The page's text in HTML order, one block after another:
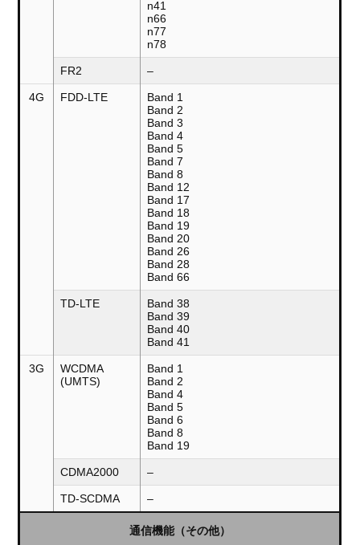
n41
n66
n77
n78
FR2 –
4G FDD-LTE
Band 1
Band 2
Band 3
Band 4
Band 5
Band 7
Band 8
Band 12
Band 17
Band 18
Band 19
Band 20
Band 26
Band 28
Band 66
TD-LTE
Band 38
Band 39
Band 40
Band 41
3G
WCDMA
(UMTS)
Band 1
Band 2
Band 4
Band 5
Band 6
Band 8
Band 19
CDMA2000 –
TD-SCDMA –
通信機能（その他）